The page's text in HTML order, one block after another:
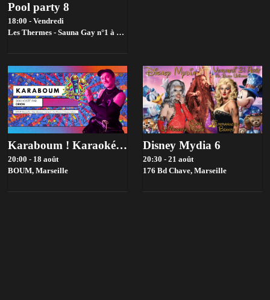
Pool party 8
18:00 - Vendredi
Les Thermes - Sauna Gay n°1 à Marseille,
Karaboum ! Karaoké Hosté Par Orion
20:00 - 18 août
BOUM, Marseille
Disney Mydia 6
20:30 - 21 août
176 Bd Chave, Marseille